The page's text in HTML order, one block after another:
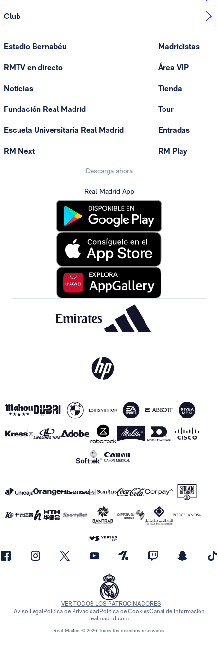
Club
Estadio Bernabéu
RMTV en directo
Noticias
Fundación Real Madrid
Escuela Universitaria Real Madrid
RM Next
Madridistas
Área VIP
Tienda
Tour
Entradas
RM Play
Descarga ahora
Real Madrid App
Real Madrid © 2026 Todos los derechos reservados
VER TODOS LOS PATROCINADORES
Aviso LegalPolítica de Privacidad Política de CookiesCanal de información
realmadrid.com